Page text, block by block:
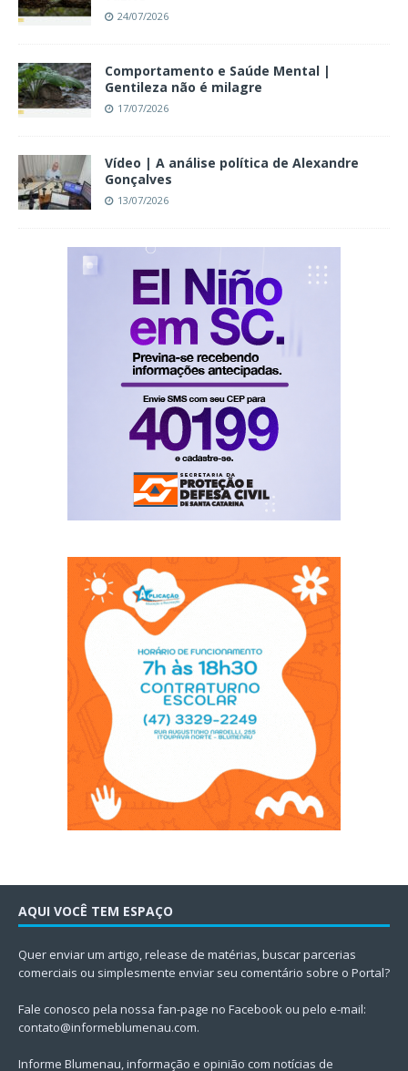
24/07/2026
Comportamento e Saúde Mental |
Gentileza não é milagre
17/07/2026
Vídeo | A análise política de Alexandre
Gonçalves
13/07/2026
AQUI VOCÊ TEM ESPAÇO
Quer enviar um artigo, release de matérias, buscar parcerias
comerciais ou simplesmente enviar seu comentário sobre o Portal?
Fale conosco pela nossa fan-page no Facebook ou pelo e-mail:
contato@informeblumenau.com.
Informe Blumenau, informação e opinião com notícias de